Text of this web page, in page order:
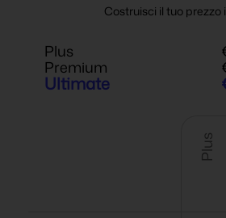
Costruisci il tuo prezzo
Plus
Premium
Ultimate
Plus